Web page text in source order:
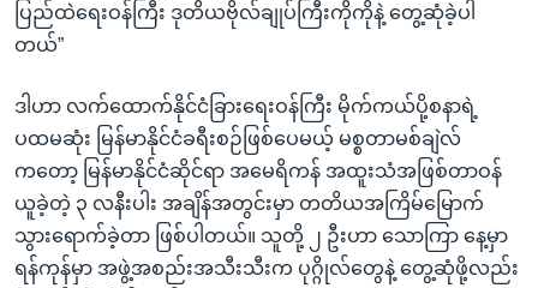
ပြည်ထဲရေးဝန်ကြီး ဒုတိယဗိုလ်ချုပ်ကြီးကိုကိုနဲ့ တွေ့ဆုံခဲ့ပါ
တယ်”
ဒါဟာ လက်ထောက်နိုင်ငံခြားရေးဝန်ကြီး မိုက်ကယ်ပို့စနာရဲ့
ပထမဆုံး မြန်မာနိုင်ငံခရီးစဉ်ဖြစ်ပေမယ့် မစ္စတာမစ်ချဲလ်
ကတော့ မြန်မာနိုင်ငံဆိုင်ရာ အမေရိကန် အထူးသံအဖြစ်တာဝန်
ယူခဲ့တဲ့ ၃ လနီးပါး အချိန်အတွင်းမှာ တတိယအကြိမ်မြောက်
သွားရောက်ခဲ့တာ ဖြစ်ပါတယ်။ သူတို့ ၂ ဦးဟာ သောကြာ နေ့မှာ
ရန်ကုန်မှာ အဖွဲ့အစည်းအသီးသီးက ပုဂ္ဂိုလ်တွေနဲ့ တွေ့ဆုံဖို့လည်း